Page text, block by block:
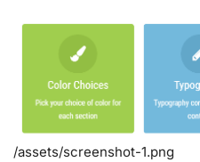
/assets/screenshot-1.png